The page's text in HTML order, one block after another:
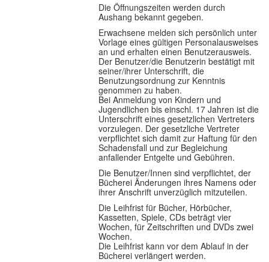
Die Öffnungszeiten werden durch
Aushang bekannt gegeben.
Erwachsene melden sich persönlich unter
Vorlage eines gültigen Personalausweises
an und erhalten einen Benutzerausweis.
Der Benutzer/die Benutzerin bestätigt mit
seiner/ihrer Unterschrift, die
Benutzungsordnung zur Kenntnis
genommen zu haben.
Bei Anmeldung von Kindern und
Jugendlichen bis einschl. 17 Jahren ist die
Unterschrift eines gesetzlichen Vertreters
vorzulegen. Der gesetzliche Vertreter
verpflichtet sich damit zur Haftung für den
Schadensfall und zur Begleichung
anfallender Entgelte und Gebühren.
Die Benutzer/Innen sind verpflichtet, der
Bücherei Änderungen ihres Namens oder
ihrer Anschrift unverzüglich mitzuteilen.
Die Leihfrist für Bücher, Hörbücher,
Kassetten, Spiele, CDs beträgt vier
Wochen, für Zeitschriften und DVDs zwei
Wochen.
Die Leihfrist kann vor dem Ablauf in der
Bücherei verlängert werden.